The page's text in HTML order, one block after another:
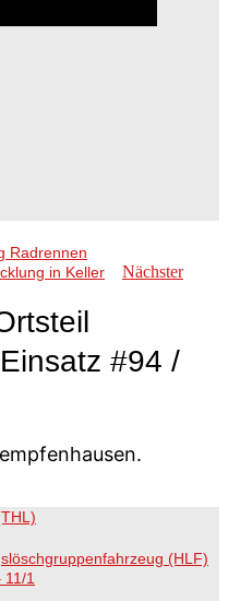
Radrennen
in Keller Nächster
#94 /
(HLF)
1